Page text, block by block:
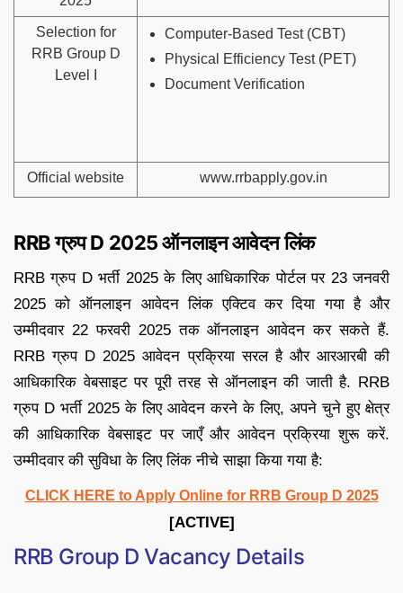
Selection for
RRB Group D
Level I
Computer-Based Test (CBT)
Physical Efficiency Test (PET)
Document Verification
Official website www.rrbapply.gov.in
RRB ग्रुप D 2025 ऑनलाइन आवेदन लिंक
RRB ग्रुप D भर्ती 2025 के लिए आधिकारिक पोर्टल पर 23 जनवरी
2025 को ऑनलाइन आवेदन लिंक एक्टिव कर दिया गया है और
उम्मीदवार 22 फरवरी 2025 तक ऑनलाइन आवेदन कर सकते हैं.
RRB ग्रुप D 2025 आवेदन प्रक्रिया सरल है और आरआरबी की
आधिकारिक वेबसाइट पर पूरी तरह से ऑनलाइन की जाती है. RRB
ग्रुप D भर्ती 2025 के लिए आवेदन करने के लिए, अपने चुने हुए क्षेत्र
की आधिकारिक वेबसाइट पर जाएँ और आवेदन प्रक्रिया शुरू करें.
उम्मीदवार की सुविधा के लिए लिंक नीचे साझा किया गया है:
CLICK HERE to Apply Online for RRB Group D 2025
[ACTIVE]
RRB Group D Vacancy Details